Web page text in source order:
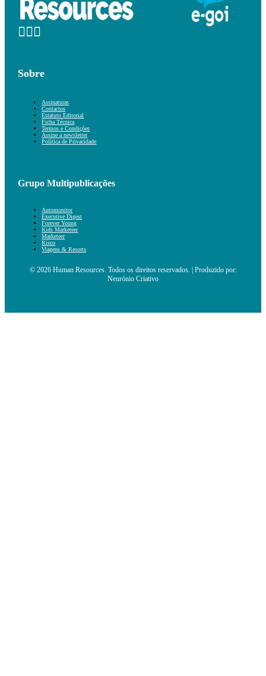
Sobre
Assinaturas
Contactos
Estatuto Editorial
Ficha Técnica
Termos e Condições
Assine a newsletter
Política de Privacidade
Grupo Multipublicações
Automonitor
Executive Digest
Forever Young
Kids Marketeer
Marketeer
Risco
Viagens & Resorts
© 2026 Human Resources. Todos os direitos reservados. | Produzido por:
Neurónio Criativo